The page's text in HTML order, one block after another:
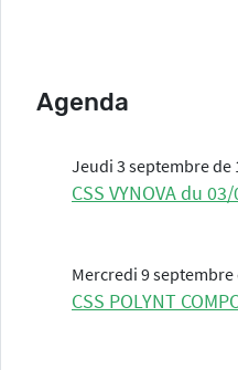
Agenda
Jeudi 3 septembre de
CSS VYNOVA du
Mercredi 9 septembre
CSS POLYNT